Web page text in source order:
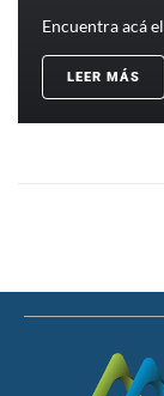
Encuentra acá
LEER MÁS